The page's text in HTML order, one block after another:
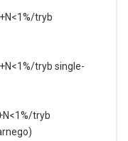
tryb
tryb single-
tryb